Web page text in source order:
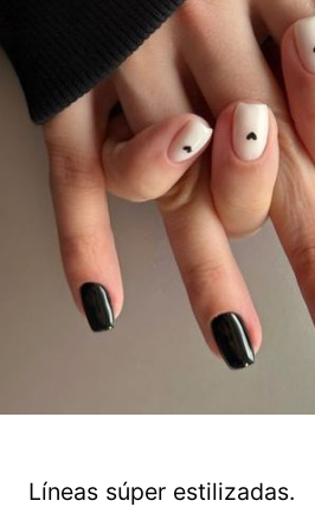
Líneas súper estilizadas.